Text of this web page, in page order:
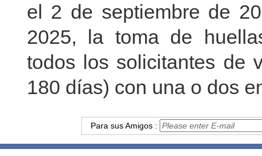
el 2 de septiembre de
2025, la toma de
todos los solicitantes de
180 días) con una o dos
Para sus Amigos :